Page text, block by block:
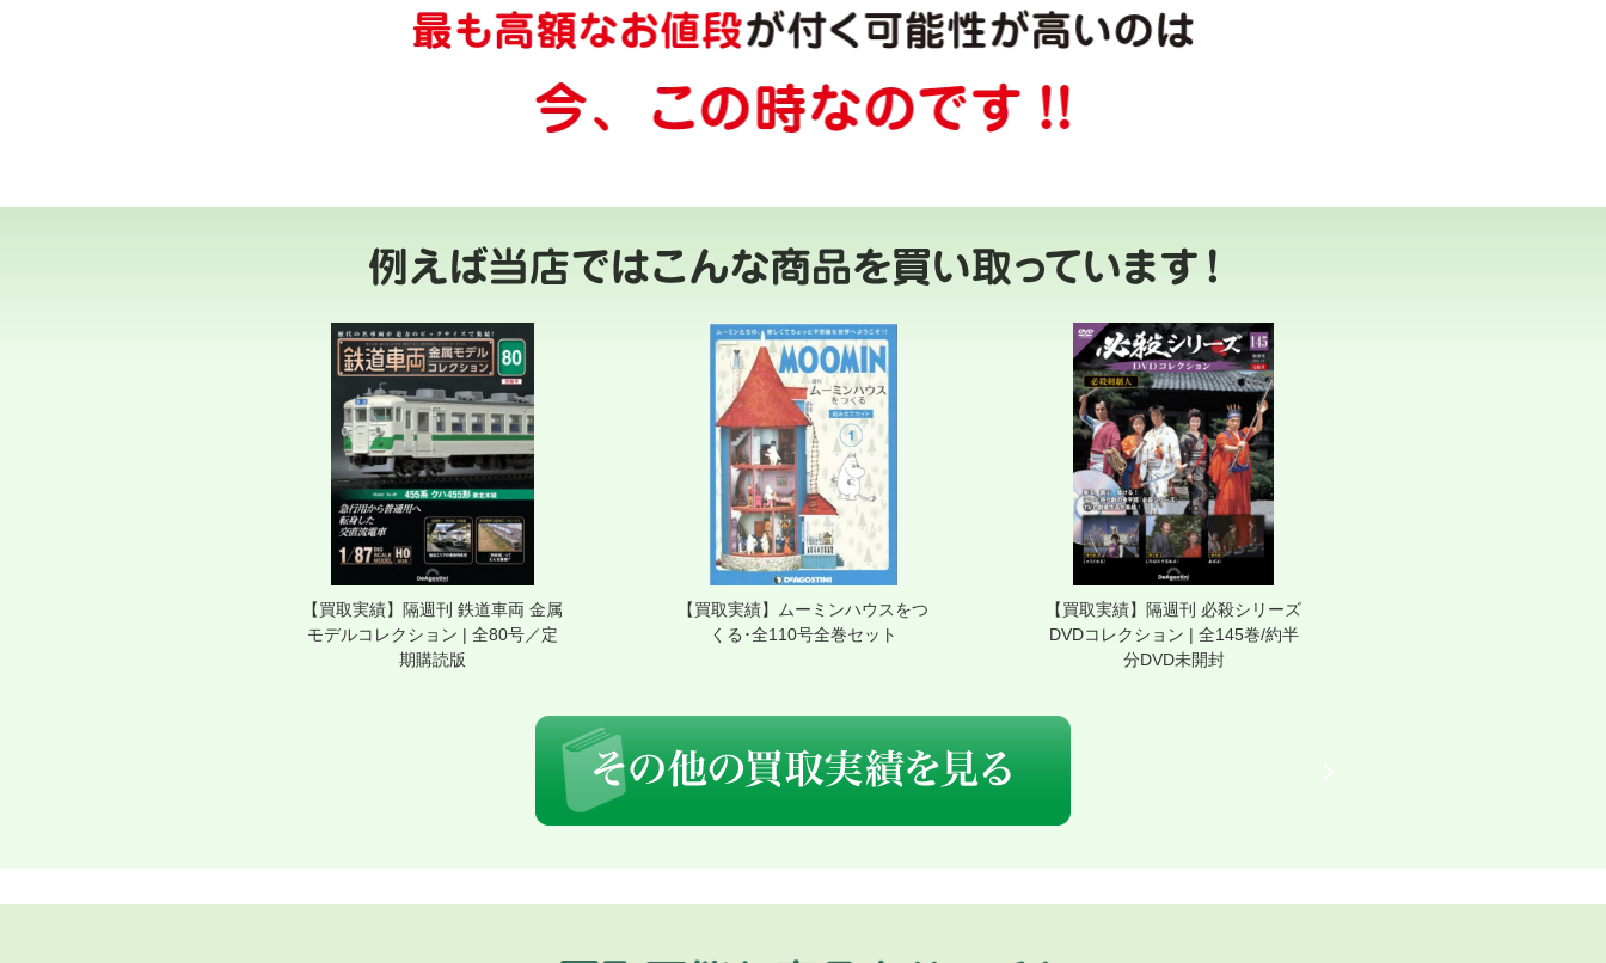
【買取実績】隔週刊 鉄道車両 金属
モデルコレクション | 全80号／定
期購読版
【買取実績】ムーミンハウスをつ
くる･全110号全巻セット
【買取実績】隔週刊 必殺シリーズ
DVDコレクション | 全145巻/約半
分DVD未開封